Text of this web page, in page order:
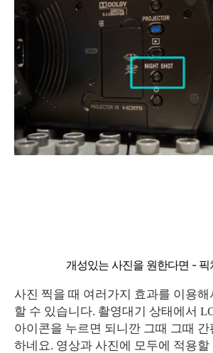
개성있는 사진을 원한다면 - 픽
사진 찍을 때 여러가지 효과를 이용
할 수 있습니다. 촬영대기 상태에서
아이콘을 누르면 되니깐 그때 그때
하네요. 영상과 사진에 모두에 적용할